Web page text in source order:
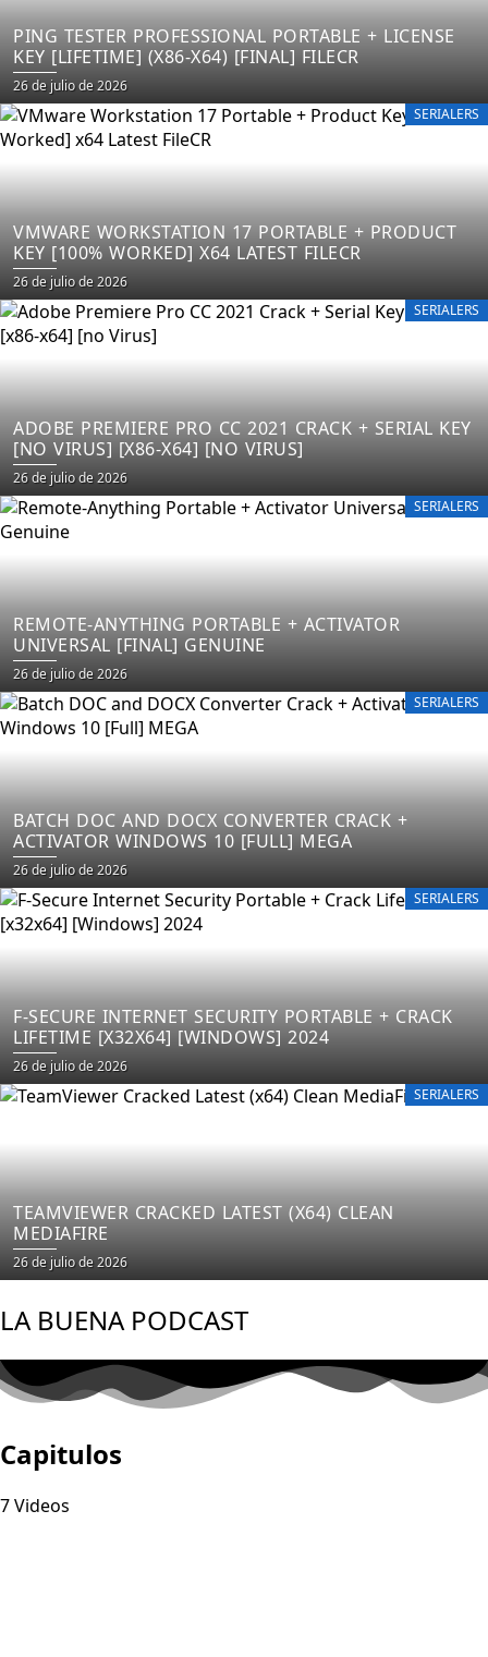
PING TESTER PROFESSIONAL PORTABLE + LICENSE
KEY [LIFETIME] (X86-X64) [FINAL] FILECR
Posted
on
26 de julio de 2026
SERIALERS
VMWARE WORKSTATION 17 PORTABLE + PRODUCT
KEY [100% WORKED] X64 LATEST FILECR
Posted
on
26 de julio de 2026
SERIALERS
ADOBE PREMIERE PRO CC 2021 CRACK + SERIAL KEY
[NO VIRUS] [X86-X64] [NO VIRUS]
Posted
on
26 de julio de 2026
SERIALERS
REMOTE-ANYTHING PORTABLE + ACTIVATOR
UNIVERSAL [FINAL] GENUINE
Posted
on
26 de julio de 2026
SERIALERS
BATCH DOC AND DOCX CONVERTER CRACK +
ACTIVATOR WINDOWS 10 [FULL] MEGA
Posted
on
26 de julio de 2026
SERIALERS
F-SECURE INTERNET SECURITY PORTABLE + CRACK
LIFETIME [X32X64] [WINDOWS] 2024
Posted
on
26 de julio de 2026
SERIALERS
TEAMVIEWER CRACKED LATEST (X64) CLEAN
MEDIAFIRE
Posted
on
26 de julio de 2026
LA BUENA PODCAST
Capitulos
7 Videos